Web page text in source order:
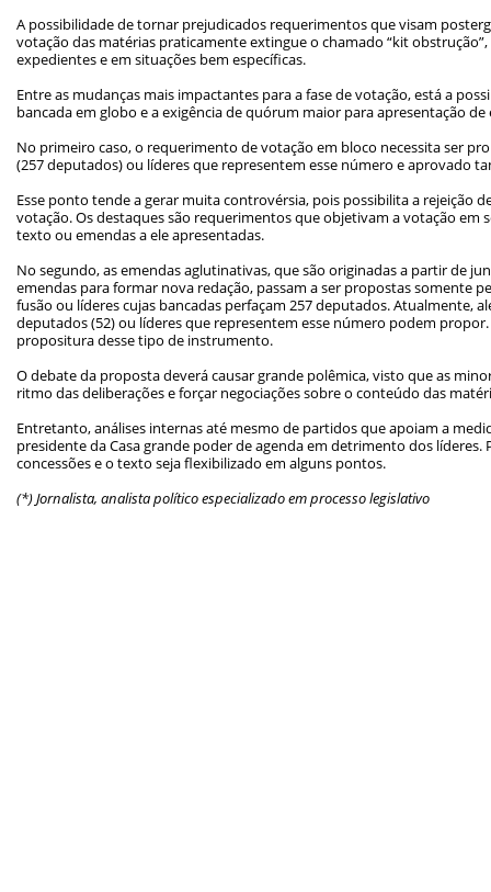
A possibilidade de tornar prejudicados requerimentos que visam
votação das matérias praticamente extingue o chamado “kit
expedientes e em situações bem específicas.
Entre as mudanças mais impactantes para a fase de votação, está a
bancada em globo e a exigência de quórum maior para apresentação
No primeiro caso, o requerimento de votação em bloco necessita ser
(257 deputados) ou líderes que representem esse número e aprovado
Esse ponto tende a gerar muita controvérsia, pois possibilita a rejeição
votação. Os destaques são requerimentos que objetivam a votação em
texto ou emendas a ele apresentadas.
No segundo, as emendas aglutinativas, que são originadas a partir de
emendas para formar nova redação, passam a ser propostas somente
fusão ou líderes cujas bancadas perfaçam 257 deputados. Atualmente,
deputados (52) ou líderes que representem esse número podem
propositura desse tipo de instrumento.
O debate da proposta deverá causar grande polêmica, visto que as
ritmo das deliberações e forçar negociações sobre o conteúdo das
Entretanto, análises internas até mesmo de partidos que apoiam a
presidente da Casa grande poder de agenda em detrimento dos
concessões e o texto seja flexibilizado em alguns pontos.
(*) Jornalista, analista político especializado em processo legislativo